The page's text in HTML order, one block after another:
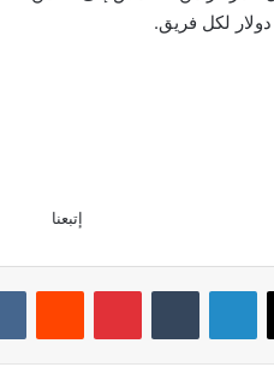
إتبعنا
‫X لينكدإن بينتيريست